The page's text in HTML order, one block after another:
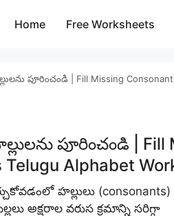
Home Free Worksheets
పూరించండి | Fill Missing
పూరించండి | Fill
Telugu Alphabet
హల్లులు
అక్షరాల వరుస క్రమాన్ని సరిగ్గా